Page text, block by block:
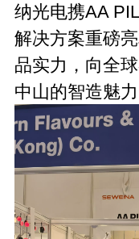
纳光电携AA
解决方案重磅
品实力，向全
中山的智造魅力